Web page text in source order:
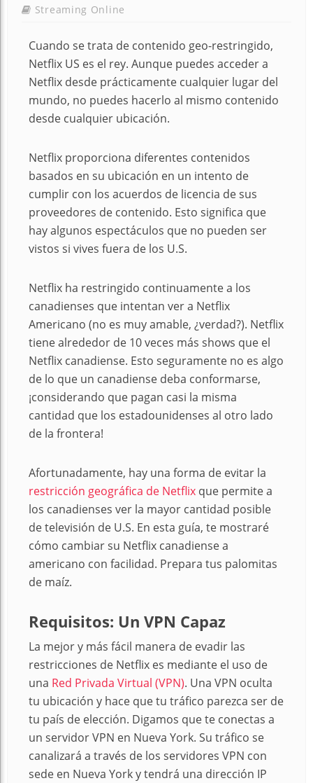
Streaming Online
Cuando se trata de contenido geo-restringido,
Netflix US es el rey. Aunque puedes acceder a
Netflix desde prácticamente cualquier lugar del
mundo, no puedes hacerlo al mismo contenido
desde cualquier ubicación.
Netflix proporciona diferentes contenidos
basados en su ubicación en un intento de
cumplir con los acuerdos de licencia de sus
proveedores de contenido. Esto significa que
hay algunos espectáculos que no pueden ser
vistos si vives fuera de los U.S.
Netflix ha restringido continuamente a los
canadienses que intentan ver a Netflix
Americano (no es muy amable, ¿verdad?). Netflix
tiene alrededor de 10 veces más shows que el
Netflix canadiense. Esto seguramente no es algo
de lo que un canadiense deba conformarse,
¡considerando que pagan casi la misma
cantidad que los estadounidenses al otro lado
de la frontera!
Afortunadamente, hay una forma de evitar la
restricción geográfica de Netflix que permite a
los canadienses ver la mayor cantidad posible
de televisión de U.S. En esta guía, te mostraré
cómo cambiar su Netflix canadiense a
americano con facilidad. Prepara tus palomitas
de maíz.
Requisitos: Un VPN Capaz
La mejor y más fácil manera de evadir las
restricciones de Netflix es mediante el uso de
una Red Privada Virtual (VPN). Una VPN oculta
tu ubicación y hace que tu tráfico parezca ser de
tu país de elección. Digamos que te conectas a
un servidor VPN en Nueva York. Su tráfico se
canalizará a través de los servidores VPN con
sede en Nueva York y tendrá una dirección IP